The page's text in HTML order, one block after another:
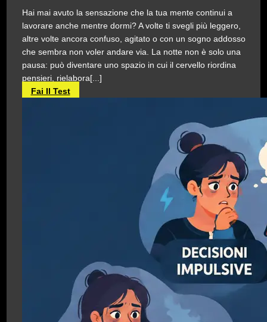
Hai mai avuto la sensazione che la tua mente continui a
lavorare anche mentre dormi? A volte ti svegli più leggero,
altre volte ancora confuso, agitato o con un sogno addosso
che sembra non voler andare via. La notte non è solo una
pausa: può diventare uno spazio in cui il cervello riordina
pensieri, rielabora[...]
Fai Il Test